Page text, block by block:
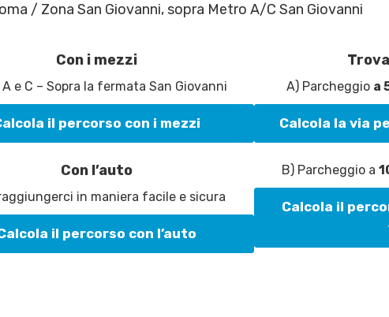
/ Zona San Giovanni, sopra Metro A/C San Giovanni
Con i mezzi
A e C – Sopra la fermata San Giovanni
il percorso con i mezzi
Con l’auto
in maniera facile e sicura
il percorso con l’auto
A) Parcheggio a
Calcola la via
B) Parcheggio a
Calcola il